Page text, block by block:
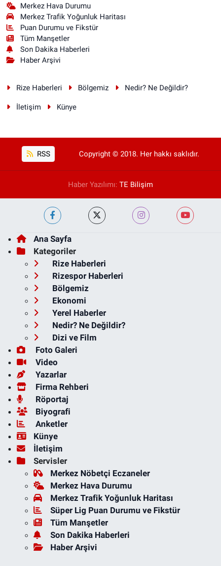
Merkez Hava Durumu
Merkez Trafik Yoğunluk Haritası
Puan Durumu ve Fikstür
Tüm Manşetler
Son Dakika Haberleri
Haber Arşivi
Rize Haberleri Bölgemiz Nedir? Ne Değildir?
İletişim Künye
RSS Copyright © 2018. Her hakkı saklıdır.
Haber Yazılımı: TE Bilişim
Ana Sayfa
Kategoriler
Rize Haberleri
Rizespor Haberleri
Bölgemiz
Ekonomi
Yerel Haberler
Nedir? Ne Değildir?
Dizi ve Film
Foto Galeri
Video
Yazarlar
Firma Rehberi
Röportaj
Biyografi
Anketler
Künye
İletişim
Servisler
Merkez Nöbetçi Eczaneler
Merkez Hava Durumu
Merkez Trafik Yoğunluk Haritası
Süper Lig Puan Durumu ve Fikstür
Tüm Manşetler
Son Dakika Haberleri
Haber Arşivi